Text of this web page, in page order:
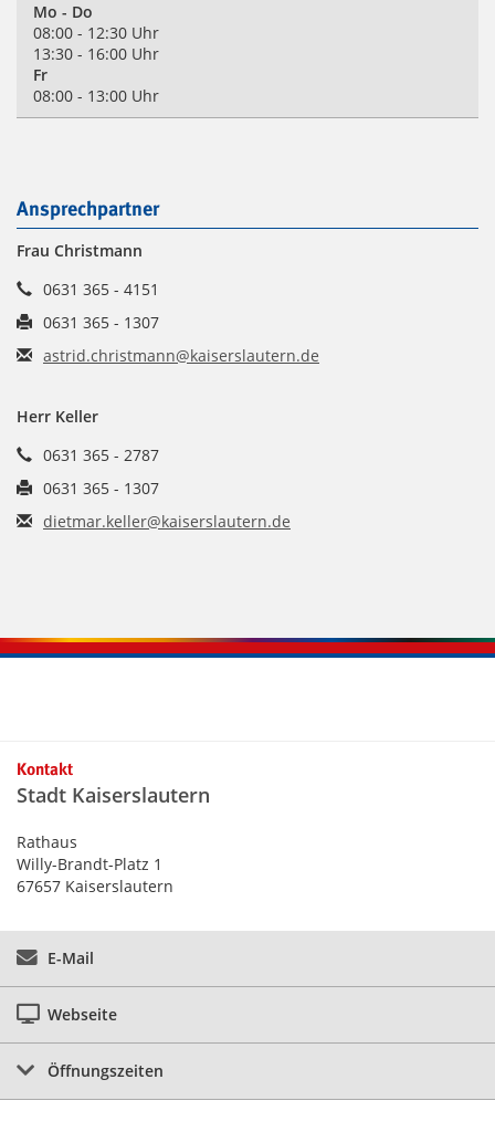
Mo - Do
08:00 - 12:30 Uhr
13:30 - 16:00 Uhr
Fr
08:00 - 13:00 Uhr
Ansprechpartner
Frau Christmann
0631 365 - 4151
0631 365 - 1307
astrid.christmann@kaiserslautern.de
Herr Keller
0631 365 - 2787
0631 365 - 1307
dietmar.keller@kaiserslautern.de
Kontaktinformationen und Weiterführendes
Kontakt
Stadt Kaiserslautern
Rathaus
Willy-Brandt-Platz 1
67657 Kaiserslautern
E-Mail
Webseite
Öffnungszeiten